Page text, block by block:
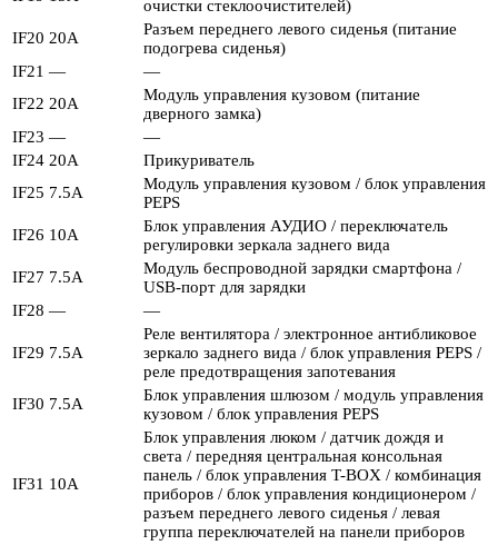
очистки стеклоочистителей)
IF20 20А
Разъем переднего левого сиденья (питание
подогрева сиденья)
IF21 —
—
IF22 20А
Модуль управления кузовом (питание
дверного замка)
IF23 —
—
IF24 20А
Прикуриватель
IF25 7.5А
Модуль управления кузовом / блок управления
PEPS
IF26 10А
Блок управления АУДИО / переключатель
регулировки зеркала заднего вида
IF27 7.5А
Модуль беспроводной зарядки смартфона /
USB-порт для зарядки
IF28 — —
IF29 7.5А
Реле вентилятора / электронное антибликовое
зеркало заднего вида / блок управления PEPS /
реле предотвращения запотевания
IF30 7.5А
Блок управления шлюзом / модуль управления
кузовом / блок управления PEPS
IF31 10А
Блок управления люком / датчик дождя и
света / передняя центральная консольная
панель / блок управления T-BOX / комбинация
приборов / блок управления кондиционером /
разъем переднего левого сиденья / левая
группа переключателей на панели приборов